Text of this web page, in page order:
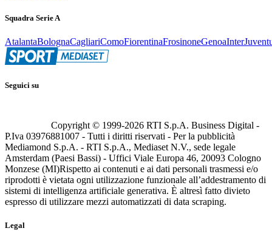
Squadra Serie A
AtalantaBolognaCagliariComoFiorentinaFrosinoneGenoaInter
Seguici su
Copyright © 1999-2026 RTI S.p.A. Business Digital -
P.Iva 03976881007 - Tutti i diritti riservati - Per la pubblicità
Mediamond S.p.A. - RTI S.p.A., Mediaset N.V., sede legale
Amsterdam (Paesi Bassi) - Uffici Viale Europa 46, 20093 Cologno
Monzese (MI)Rispetto ai contenuti e ai dati personali trasmessi e/o
riprodotti è vietata ogni utilizzazione funzionale all’addestramento di
sistemi di intelligenza artificiale generativa. È altresì fatto divieto
espresso di utilizzare mezzi automatizzati di data scraping.
Legal